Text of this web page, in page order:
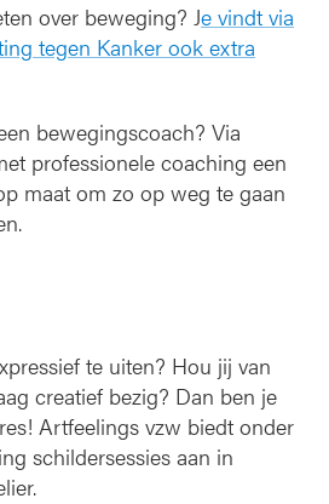
over beweging? Je vindt via
tegen Kanker ook extra
bewegingscoach? Via
professionele coaching een
maat om zo op weg te gaan
te uiten? Hou jij van
creatief bezig? Dan ben je
Artfeelings vzw biedt onder
schildersessies aan in